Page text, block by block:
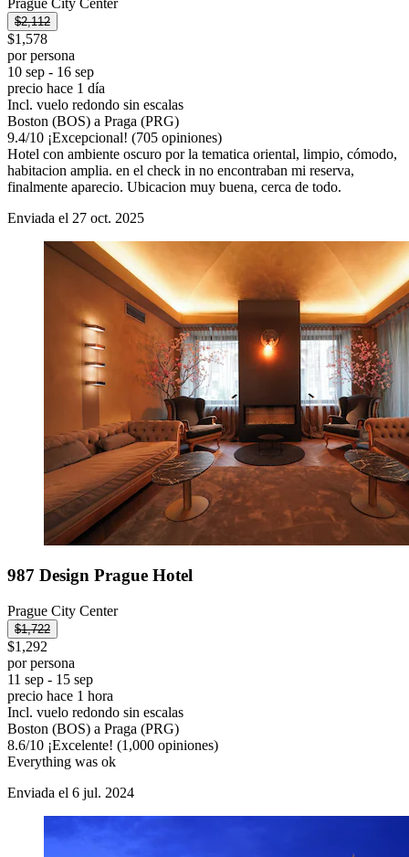
$2,112
$1,578
por persona
10 sep - 16 sep
precio hace 1 día
Incl. vuelo redondo sin escalas
Boston (BOS) a Praga (PRG)
9.4/10 ¡Excepcional! (705 opiniones)
Hotel con ambiente oscuro por la tematica oriental, limpio, cómodo,
habitacion amplia. en el check in no encontraban mi reserva,
finalmente aparecio. Ubicacion muy buena, cerca de todo.
Enviada el 27 oct. 2025
987 Design Prague Hotel
Prague City Center
$1,722
$1,292
por persona
11 sep - 15 sep
precio hace 1 hora
Incl. vuelo redondo sin escalas
Boston (BOS) a Praga (PRG)
8.6/10 ¡Excelente! (1,000 opiniones)
Everything was ok
Enviada el 6 jul. 2024